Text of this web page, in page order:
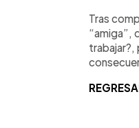
Tras
“amiga”,
trabajar?,